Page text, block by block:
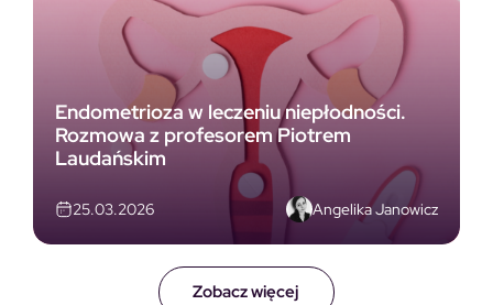
Zobacz więcej
Endometrioza w leczeniu niepłodności.
Rozmowa z profesorem Piotrem
Laudańskim
25.03.2026 Angelika Janowicz